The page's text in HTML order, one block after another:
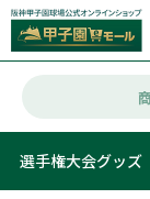
選手権大会グッズ